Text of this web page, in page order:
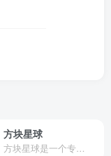
方块星球
方块星球是一个专注于我的世界的中文论坛，提供丰富的资源分享、玩家交流和创意展示，包括地图、皮肤、数据包等内容，打造Minecraft玩家的专属社区乐园！